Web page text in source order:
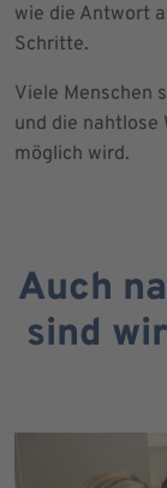
wie die Antwort
Schritte.
Viele Menschen
und die nahtlose
möglich wird.
Auch
sind